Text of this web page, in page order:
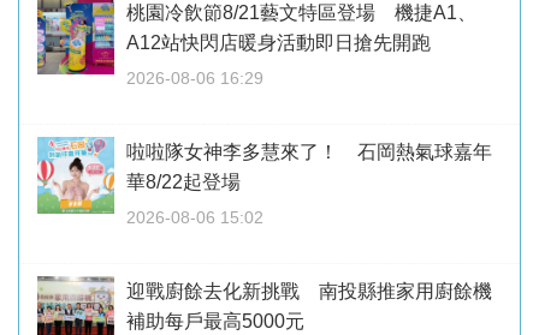
桃園冷飲節8/21藝文特區登場 機捷A1、
A12站快閃店暖身活動即日搶先開跑
2026-08-06 16:29
啦啦隊女神李多慧來了！ 石岡熱氣球嘉年
華8/22起登場
2026-08-06 15:02
迎戰廚餘去化新挑戰 南投縣推家用廚餘機
補助每戶最高5000元